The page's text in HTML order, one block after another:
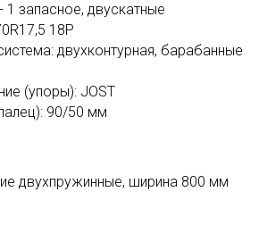
1 запасное, двускатные
18P
двухконтурная, барабанные
(упоры): JOST
90/50 мм
двухпружинные, ширина 800 мм